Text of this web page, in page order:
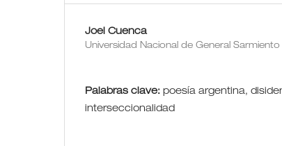
Joel Cuenca
Universidad Nacional de General Sarmiento
Palabras clave: poesía argentina,
interseccionalidad